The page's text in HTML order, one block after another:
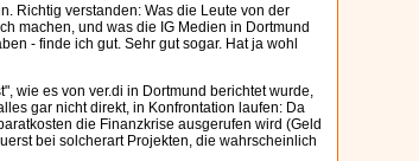
Richtig verstanden: Was die Leute von der
machen, und was die IG Medien in Dortmund
- finde ich gut. Sehr gut sogar. Hat ja wohl
wie es von ver.di in Dortmund berichtet wurde,
gar nicht direkt, in Konfrontation laufen: Da
die Finanzkrise ausgerufen wird (Geld
bei solcherart Projekten, die wahrscheinlich